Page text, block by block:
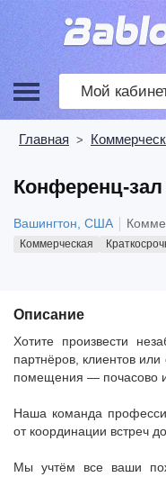
Мой
Главная >
Конференц-
Вашингтон, США
Коммерческая
Описание
Хотите произвести
партнёров, клиентов
помещения — почасово
Наша команда
от координации встреч
Мы учтём все ваши